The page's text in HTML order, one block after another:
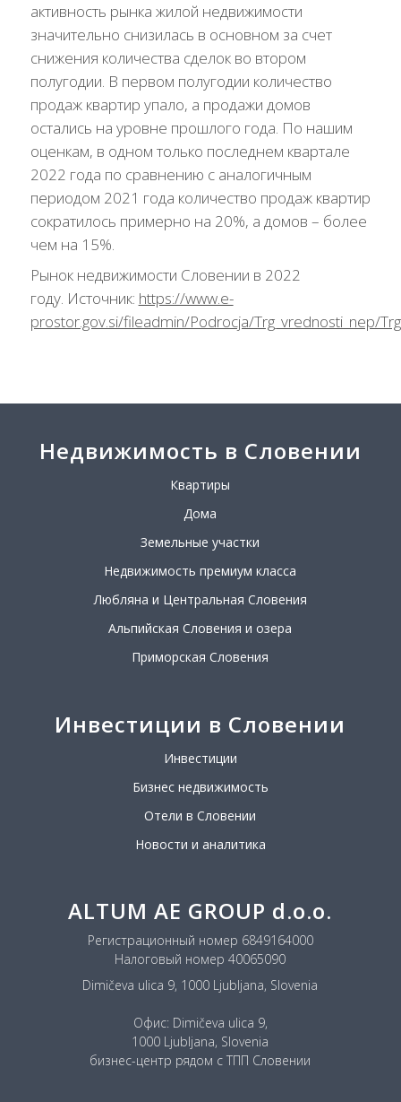
активность рынка жилой недвижимости
значительно снизилась в основном за счет
снижения количества сделок во втором
полугодии. В первом полугодии количество
продаж квартир упало, а продажи домов
остались на уровне прошлого года. По нашим
оценкам, в одном только последнем квартале
2022 года по сравнению с аналогичным
периодом 2021 года количество продаж квартир
сократилось примерно на 20%, а домов – более
чем на 15%.
Рынок недвижимости Словении в 2022
году. Источник: https://www.e-
prostor.gov.si/fileadmin/Podrocja/Trg_vrednosti_nep/
Недвижимость в Словении
Квартиры
Дома
Земельные участки
Недвижимость премиум класса
Любляна и Центральная Словения
Альпийская Словения и озера
Приморская Словения
Инвестиции в Словении
Инвестиции
Бизнес недвижимость
Отели в Словении
Новости и аналитика
ALTUM AE GROUP d.o.o.
Регистрационный номер 6849164000
Налоговый номер 40065090
Dimičeva ulica 9, 1000 Ljubljana, Slovenia
Офис: Dimičeva ulica 9,
1000 Ljubljana, Slovenia
бизнес-центр рядом с ТПП Словении